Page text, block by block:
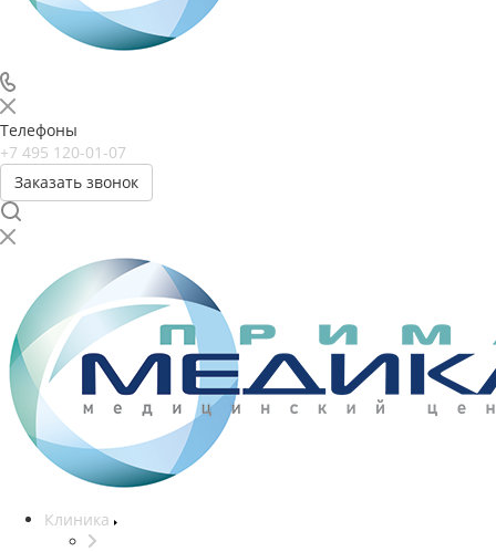
Телефоны
+7 495 120-01-07
Заказать звонок
Клиника